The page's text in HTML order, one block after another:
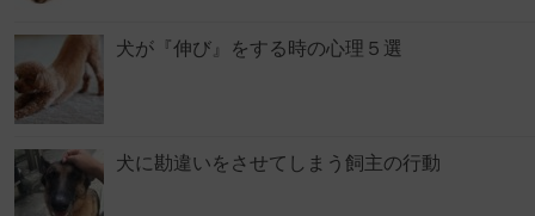
犬が『伸び』をする時の心理５選
犬に勘違いをさせてしまう飼主の行動